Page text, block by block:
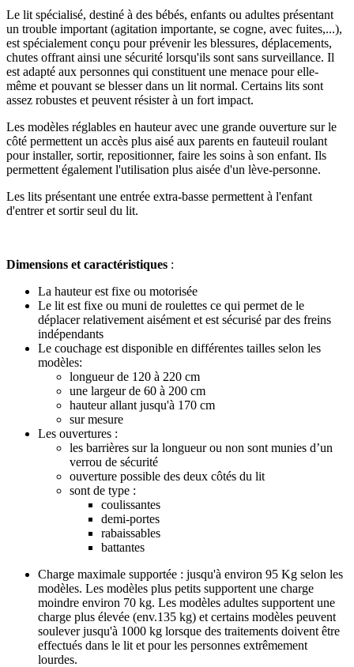
Le lit spécialisé, destiné à des bébés, enfants ou adultes présentant
un trouble important (agitation importante, se cogne, avec fuites,...),
est spécialement conçu pour prévenir les blessures, déplacements,
chutes offrant ainsi une sécurité lorsqu'ils sont sans surveillance. Il
est adapté aux personnes qui constituent une menace pour elle-
même et pouvant se blesser dans un lit normal. Certains lits sont
assez robustes et peuvent résister à un fort impact.
Les modèles réglables en hauteur avec une grande ouverture sur le
côté permettent un accès plus aisé aux parents en fauteuil roulant
pour installer, sortir, repositionner, faire les soins à son enfant. Ils
permettent également l'utilisation plus aisée d'un lève-personne.
Les lits présentant une entrée extra-basse permettent à l'enfant
d'entrer et sortir seul du lit.
Dimensions et caractéristiques :
La hauteur est fixe ou motorisée
Le lit est fixe ou muni de roulettes ce qui permet de le
déplacer relativement aisément et est sécurisé par des freins
indépendants
Le couchage est disponible en différentes tailles selon les
modèles:
longueur de 120 à 220 cm
une largeur de 60 à 200 cm
hauteur allant jusqu'à 170 cm
sur mesure
Les ouvertures :
les barrières sur la longueur ou non sont munies d’un
verrou de sécurité
ouverture possible des deux côtés du lit
sont de type :
coulissantes
demi-portes
rabaissables
battantes
Charge maximale supportée : jusqu'à environ 95 Kg selon les
modèles. Les modèles plus petits supportent une charge
moindre environ 70 kg. Les modèles adultes supportent une
charge plus élevée (env.135 kg) et certains modèles peuvent
soulever jusqu'à 1000 kg lorsque des traitements doivent être
effectués dans le lit et pour les personnes extrêmement
lourdes.